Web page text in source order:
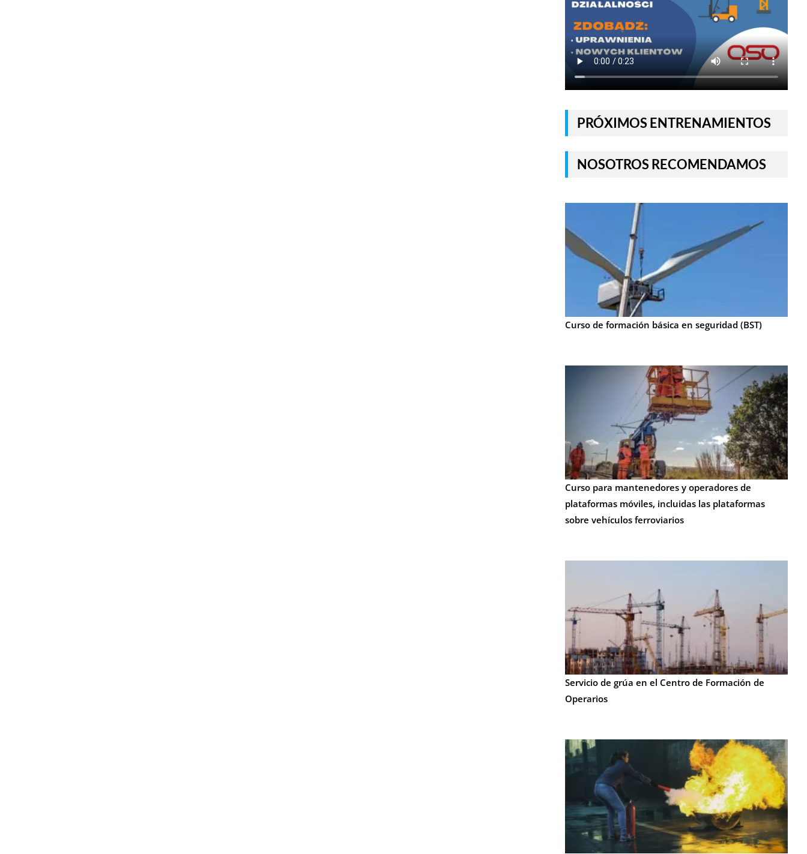
PRÓXIMOS ENTRENAMIENTOS
NOSOTROS RECOMENDAMOS
Curso de formación básica en seguridad (BST)
Curso para mantenedores y operadores de
plataformas móviles, incluidas las plataformas
sobre vehículos ferroviarios
Servicio de grúa en el Centro de Formación de
Operarios